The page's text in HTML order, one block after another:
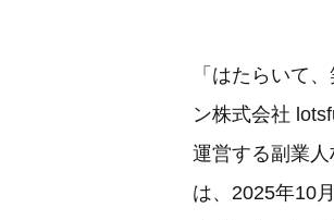
「はたらいて
ン株式会社
運営する副業
は、2025年10